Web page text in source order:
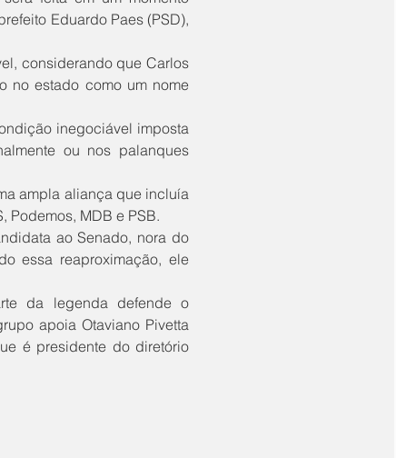
Eduardo Paes (PSD),
no estado como um nome
ou nos palanques
Podemos, MDB e PSB.
essa reaproximação, ele
apoia Otaviano Pivetta
é presidente do diretório